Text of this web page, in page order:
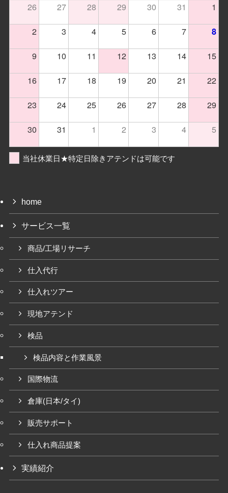
26 27 28 29 30 31
1
2
3 4 5 6 7 8
9 10 11 12 13 14
15
16
17 18 19 20 21
22
23
24 25 26 27 28
29
30
31 1 2 3 4 5
当社休業日★特定日除きアテンドは可能です
home
サービス一覧
商品/工場リサーチ
仕入代行
仕入れツアー
現地アテンド
検品
検品内容と作業風景
国際物流
倉庫(日本/タイ)
販売サポート
仕入れ商品提案
実績紹介